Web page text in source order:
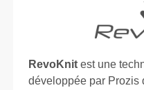
RevoKnitest une
développée par Prozis